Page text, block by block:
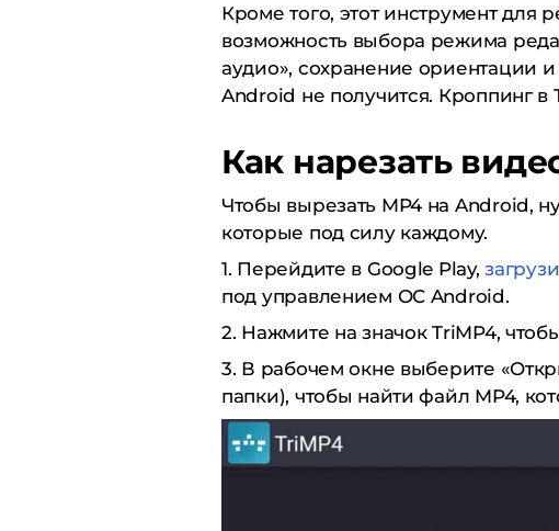
Кроме того, этот инструмент для
возможность выбора режима
аудио», сохранение ориентации и
Android не получится. Кроппинг в
Как нарезать
Чтобы вырезать MP4 на Android,
которые под силу каждому.
1. Перейдите в Google Play,
под управлением ОС Android.
2. Нажмите на значок TriMP4,
3. В рабочем окне выберите
папки), чтобы найти файл MP4,